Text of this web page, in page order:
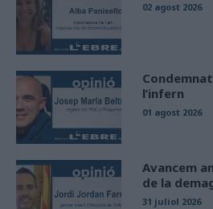
02 agost 2026
l’infern
01 agost 2026
Avancem
de la
31 juliol 2026